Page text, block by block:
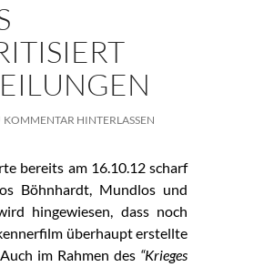
KOMMENTAR HINTERLASSEN
bereits am 16.10.12 scharf
Böhnhardt, Mundlos und
hingewiesen, dass noch
überhaupt erstellte
im Rahmen des “Krieges